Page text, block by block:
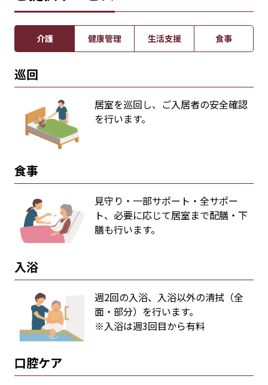
介護 健康管理 生活支援 食事
巡回
居室を巡回し、ご入居者の安全確認
を行います。
食事
見守り・一部サポート・全サポー
ト、必要に応じて居室まで配膳・下
膳も行います。
入浴
週2回の入浴、入浴以外の清拭（全
面・部分）を行います。
※入浴は週3回目から有料
口腔ケア